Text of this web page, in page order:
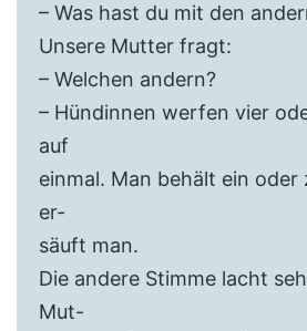
– Was hast du mit den
Unsere Mutter fragt:
– Welchen andern?
– Hündinnen werfen vier
auf
einmal. Man behält ein oder
er-
säuft man.
Die andere Stimme lacht
Mut-